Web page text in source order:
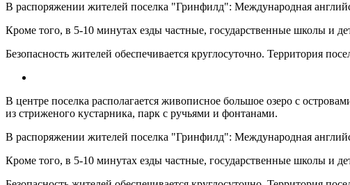
В распоряжении жителей поселка "Гринфилд": Международная
Кроме того, в 5-10 минутах езды частные, государственные школы и
Безопасность жителей обеспечивается круглосуточно. Территория
В центре поселка располагается живописное большое озеро с
из стриженого кустарника, парк с ручьями и фонтанами.
В распоряжении жителей поселка "Гринфилд": Международная
Кроме того, в 5-10 минутах езды частные, государственные школы и